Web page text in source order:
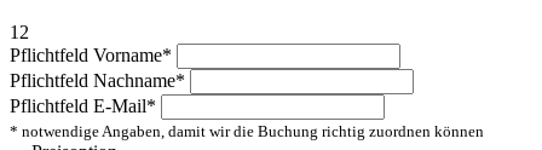
12
Pflichtfeld Vorname*
Pflichtfeld Nachname*
Pflichtfeld E-Mail*
* notwendige Angaben, damit wir die Buchung richtig zuordnen können